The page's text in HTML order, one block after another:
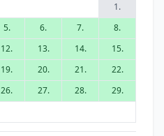
1.
5. 6. 7.
8.
12. 13. 14.
15.
19. 20. 21.
22.
26. 27. 28.
29.